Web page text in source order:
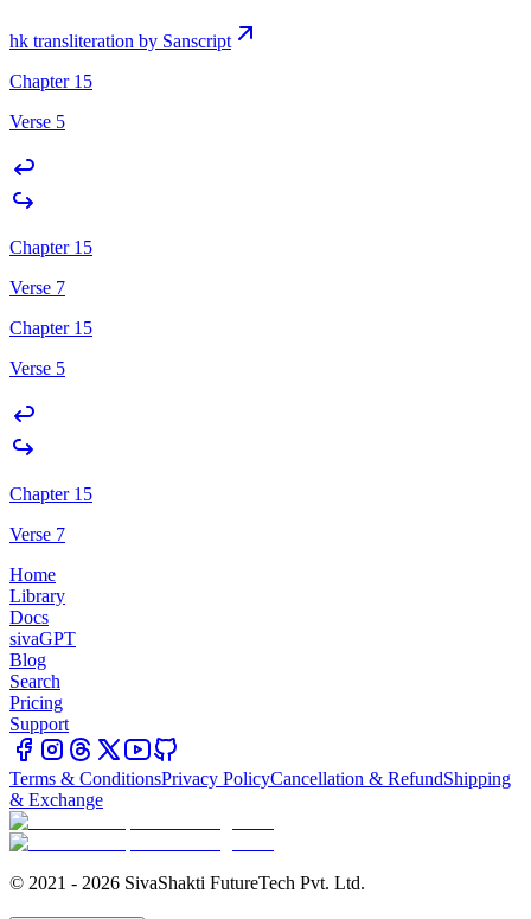
hk transliteration by Sanscript
Chapter 15
Verse 5
Chapter 15
Verse 7
Chapter 15
Verse 5
Chapter 15
Verse 7
Home
Library
Docs
sivaGPT
Blog
Search
Pricing
Support
Terms & ConditionsPrivacy PolicyCancellation & RefundShipping
& Exchange
© 2021 - 2026 SivaShakti FutureTech Pvt. Ltd.